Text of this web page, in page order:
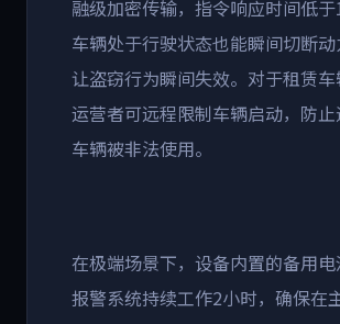
融级加密传输，指令响应时间低于
车辆处于行驶状态也能瞬间切断动
让盗窃行为瞬间失效。对于租赁车
运营者可远程限制车辆启动，防
车辆被非法使用。
在极端场景下，设备内置的备用
报警系统持续工作2小时，确保在